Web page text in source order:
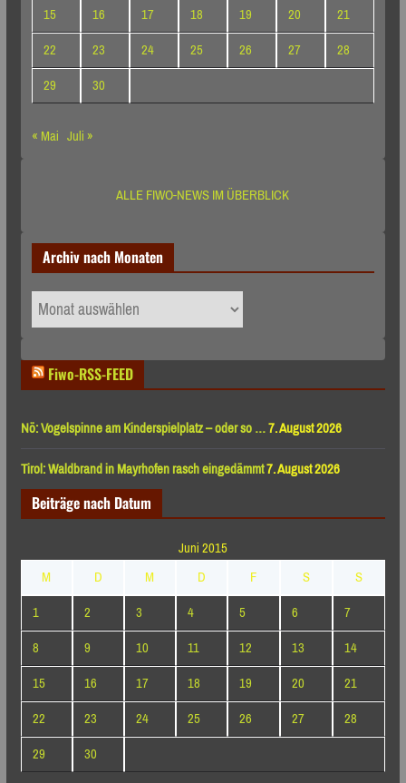
15
16 17 18 19 20
21
22
23 24 25 26 27
28
29
30
« Mai Juli »
ALLE FIWO-NEWS IM ÜBERBLICK
Archiv nach Monaten
Archiv
nach
Fiwo-RSS-FEED
Nö: Vogelspinne am Kinderspielplatz – oder so …7. August 2026
Tirol: Waldbrand in Mayrhofen rasch eingedämmt7. August 2026
Beiträge nach Datum
Juni 2015
M
D M D F S
S
1
2 3 4 5 6
7
8
9 10 11 12 13
14
15
16 17 18 19 20
21
22
23 24 25 26 27
28
29
30